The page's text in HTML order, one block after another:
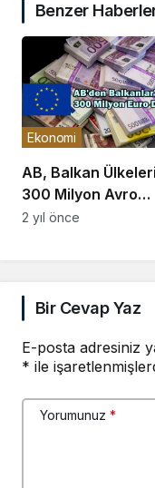
Benzer
AB, Balkan
300 Milyon Avro
Gönderiyor
Ekonomi
2 yıl önce
Bir Cevap Yaz
E-posta adresiniz
* ile
Yorumunuz *